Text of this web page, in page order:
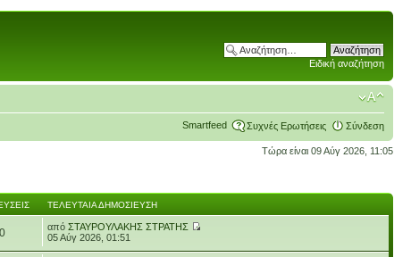
Ειδική αναζήτηση
Smartfeed Συχνές Ερωτήσεις Σύνδεση
Τώρα είναι 09 Αύγ 2026, 11:05
ΤΕΛΕΥΤΑΊΑ ΔΗΜΟΣΊΕΥΣΗ
απόΣΤΑΥΡΟΥΛΑΚΗΣ ΣΤΡΑΤΗΣ
05 Αύγ 2026, 01:51